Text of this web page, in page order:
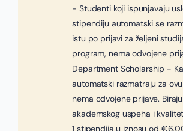
- Studenti koji ispunjavaju
stipendiju automatski se
istu po prijavi za željeni
program, nema odvojene
Department Scholarship -
automatski razmatraju za
nema odvojene prijave.
akademskog uspeha i
1 stipendija u iznosu od